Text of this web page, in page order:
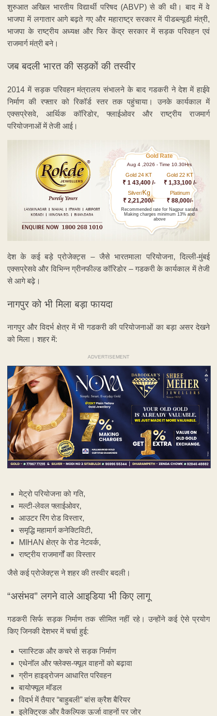
शुरुआत अखिल भारतीय विद्यार्थी परिषद (ABVP) से की थी। बाद में वे
भाजपा में लगातार आगे बढ़ते गए और महाराष्ट्र सरकार में पीडब्ल्यूडी मंत्री,
भाजपा के राष्ट्रीय अध्यक्ष और फिर केंद्र सरकार में सड़क परिवहन एवं
राजमार्ग मंत्री बने।
जब बदली भारत की सड़कों की तस्वीर
2014 में सड़क परिवहन मंत्रालय संभालने के बाद गडकरी ने देश में हाईवे
निर्माण की रफ्तार को रिकॉर्ड स्तर तक पहुंचाया। उनके कार्यकाल में
एक्सप्रेसवे, आर्थिक कॉरिडोर, फ्लाईओवर और राष्ट्रीय राजमार्ग
परियोजनाओं में तेजी आई।
Gold Rate
Aug 4 ,2026 - Time 10.30Hrs
Gold 24 KT
₹ 1 43,400 /-
Gold 22 KT
₹ 1,33,100 /-
Silver/Kg
₹ 2,21,200/-
Platinum
₹ 88,000/-
Recommended rate for Nagpur sarafa
Making charges minimum 13% and
above
देश के कई बड़े प्रोजेक्ट्स – जैसे भारतमाला परियोजना, दिल्ली-मुंबई
एक्सप्रेसवे और विभिन्न ग्रीनफील्ड कॉरिडोर – गडकरी के कार्यकाल में तेजी
से आगे बढ़े।
नागपुर को भी मिला बड़ा फायदा
नागपुर और विदर्भ क्षेत्र में भी गडकरी की परियोजनाओं का बड़ा असर देखने
को मिला। शहर में:
ADVERTISEMENT
मेट्रो परियोजना को गति,
मल्टी-लेवल फ्लाईओवर,
आउटर रिंग रोड विस्तार,
समृद्धि महामार्ग कनेक्टिविटी,
MIHAN क्षेत्र के रोड नेटवर्क,
राष्ट्रीय राजमार्गों का विस्तार
जैसे कई प्रोजेक्ट्स ने शहर की तस्वीर बदली।
“असंभव” लगने वाले आइडिया भी किए लागू
गडकरी सिर्फ सड़क निर्माण तक सीमित नहीं रहे। उन्होंने कई ऐसे प्रयोग
किए जिनकी देशभर में चर्चा हुई:
प्लास्टिक और कचरे से सड़क निर्माण
एथेनॉल और फ्लेक्स-फ्यूल वाहनों को बढ़ावा
ग्रीन हाइड्रोजन आधारित परिवहन
बायोफ्यूल मॉडल
विदर्भ में तैयार “बाहुबली” बांस क्रैश बैरियर
इलेक्ट्रिक और वैकल्पिक ऊर्जा वाहनों पर जोर